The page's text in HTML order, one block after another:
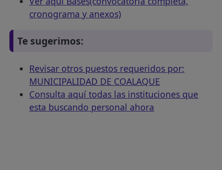
cronograma y anexos)
Te sugerimos:
Revisar otros puestos requeridos por:
MUNICIPALIDAD DE COALAQUE
Consulta aquí todas las instituciones que
esta buscando personal ahora